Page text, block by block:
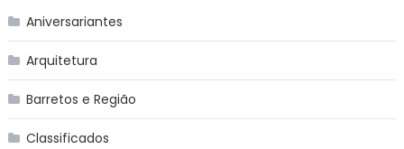
Aniversariantes
Arquitetura
Barretos e Região
Classificados